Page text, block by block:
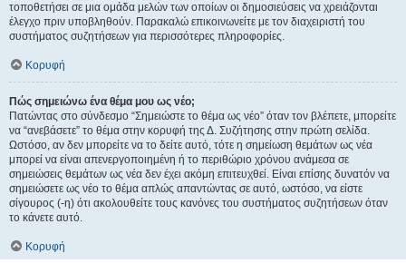
τοποθετήσει σε μια ομάδα μελών των οποίων οι δημοσιεύσεις να χρειάζονται
έλεγχο πριν υποβληθούν. Παρακαλώ επικοινωνείτε με τον διαχειριστή του
συστήματος συζητήσεων για περισσότερες πληροφορίες.
Κορυφή
Πώς σημειώνω ένα θέμα μου ως νέο;
Πατώντας στο σύνδεσμο “Σημειώστε το θέμα ως νέο” όταν τον βλέπετε, μπορείτε
να “ανεβάσετε” το θέμα στην κορυφή της Δ. Συζήτησης στην πρώτη σελίδα.
Ωστόσο, αν δεν μπορείτε να το δείτε αυτό, τότε η σημείωση θεμάτων ως νέα
μπορεί να είναι απενεργοποιημένη ή το περιθώριο χρόνου ανάμεσα σε
σημειώσεις θεμάτων ως νέα δεν έχει ακόμη επιτευχθεί. Είναι επίσης δυνατόν να
σημειώσετε ως νέο το θέμα απλώς απαντώντας σε αυτό, ωστόσο, να είστε
σίγουρος (-η) ότι ακολουθείτε τους κανόνες του συστήματος συζητήσεων όταν
το κάνετε αυτό.
Κορυφή